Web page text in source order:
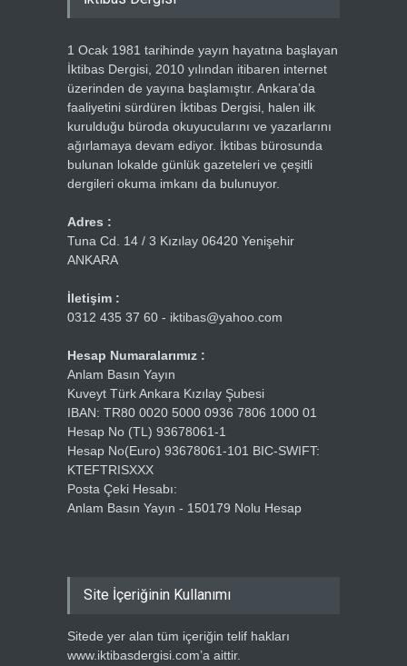
1 Ocak 1981 tarihinde yayın hayatına başlayan
İktibas Dergisi, 2010 yılından itibaren internet
üzerinden de yayına başlamıştır. Ankara’da
faaliyetini sürdüren İktibas Dergisi, halen ilk
kurulduğu büroda okuyucularını ve yazarlarını
ağırlamaya devam ediyor. İktibas bürosunda
bulunan lokalde günlük gazeteleri ve çeşitli
dergileri okuma imkanı da bulunuyor.
Adres :
Tuna Cd. 14 / 3 Kızılay 06420 Yenişehir
ANKARA
İletişim :
0312 435 37 60 - iktibas@yahoo.com
Hesap Numaralarımız :
Anlam Basın Yayın
Kuveyt Türk Ankara Kızılay Şubesi
IBAN: TR80 0020 5000 0936 7806 1000 01
Hesap No (TL) 93678061-1
Hesap No(Euro) 93678061-101 BIC-SWIFT:
KTEFTRISXXX
Posta Çeki Hesabı:
Anlam Basın Yayın - 150179 Nolu Hesap
Site İçeriğinin Kullanımı
Sitede yer alan tüm içeriğin telif hakları
www.iktibasdergisi.com’a aittir.